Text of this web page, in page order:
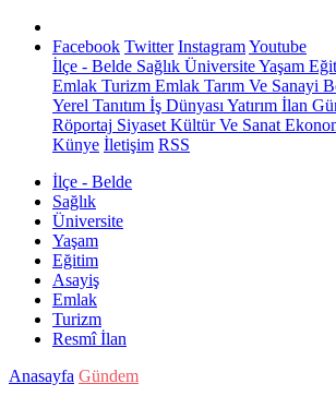
Facebook Twitter InstagramYoutube
İlçe - Belde Sağlık ÜniversiteYaşam
Emlak Turizm Emlak Tarım Ve Sanayi
Yerel Tanıtım İş Dünyası Yatırım İlan
Röportaj Siyaset Kültür Ve Sanat
Künye İletişim RSS
İlçe - Belde
Sağlık
Üniversite
Yaşam
Eğitim
Asayiş
Emlak
Turizm
Resmî İlan
Anasayfa Gündem